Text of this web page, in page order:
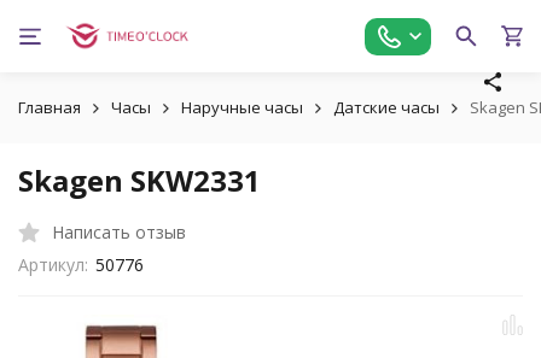
Главная Часы Наручные часы Датские часы Skagen
Skagen SKW2331
Написать отзыв
Артикул: 50776